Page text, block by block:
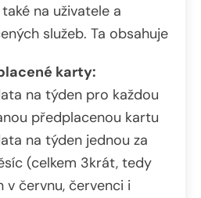
na uživatele a
služeb. Ta obsahuje
karty:
na týden pro každou
předplacenou kartu
na týden jednou za
(celkem 3krát, tedy
v červnu, červenci i